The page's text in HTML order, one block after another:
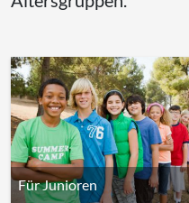
Für Junioren